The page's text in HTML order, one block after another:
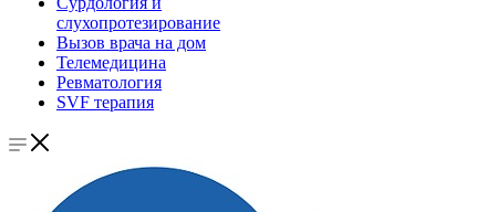
слухопротезирование
Вызов врача на дом
Телемедицина
Ревматология
SVF терапия